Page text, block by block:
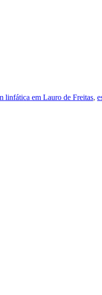
linfática em Lauro de Freitas,